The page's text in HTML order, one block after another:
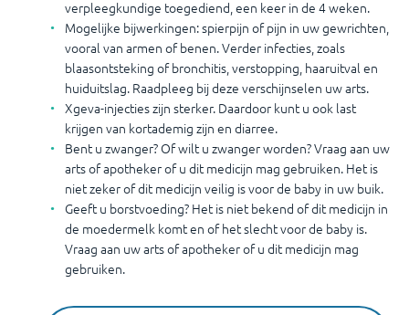
verpleegkundige toegediend, een keer in de 4 weken.
Mogelijke bijwerkingen: spierpijn of pijn in uw gewrichten,
vooral van armen of benen. Verder infecties, zoals
blaasontsteking of bronchitis, verstopping, haaruitval en
huiduitslag. Raadpleeg bij deze verschijnselen uw arts.
Xgeva-injecties zijn sterker. Daardoor kunt u ook last
krijgen van kortademig zijn en diarree.
Bent u zwanger? Of wilt u zwanger worden? Vraag aan uw
arts of apotheker of u dit medicijn mag gebruiken. Het is
niet zeker of dit medicijn veilig is voor de baby in uw buik.
Geeft u borstvoeding? Het is niet bekend of dit medicijn in
de moedermelk komt en of het slecht voor de baby is.
Vraag aan uw arts of apotheker of u dit medicijn mag
gebruiken.